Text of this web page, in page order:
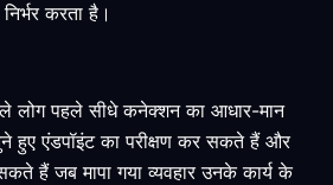
करता है।
लोग पहले सीधे कनेक्शन का आधार-मान
हुए एंडपॉइंट का परीक्षण कर सकते हैं और
हैं जब मापा गया व्यवहार उनके कार्य के